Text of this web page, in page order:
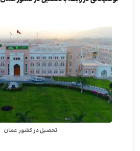
تحصیل در کشور عمان